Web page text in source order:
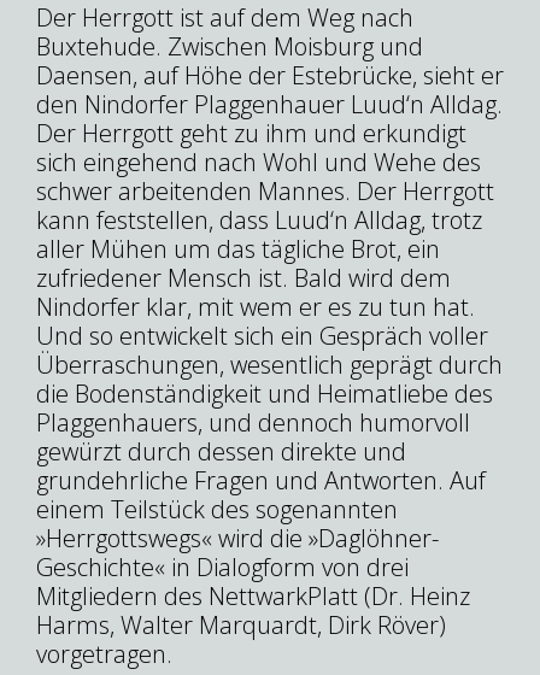
Der Herrgott ist auf dem Weg nach
Buxtehude. Zwischen Moisburg und
Daensen, auf Höhe der Estebrücke, sieht er
den Nindorfer Plaggenhauer Luud‘n Alldag.
Der Herrgott geht zu ihm und erkundigt
sich eingehend nach Wohl und Wehe des
schwer arbeitenden Mannes. Der Herrgott
kann feststellen, dass Luud‘n Alldag, trotz
aller Mühen um das tägliche Brot, ein
zufriedener Mensch ist. Bald wird dem
Nindorfer klar, mit wem er es zu tun hat.
Und so entwickelt sich ein Gespräch voller
Überraschungen, wesentlich geprägt durch
die Bodenständigkeit und Heimatliebe des
Plaggenhauers, und dennoch humorvoll
gewürzt durch dessen direkte und
grundehrliche Fragen und Antworten. Auf
einem Teilstück des sogenannten
»Herrgottswegs« wird die »Daglöhner-
Geschichte« in Dialogform von drei
Mitgliedern des NettwarkPlatt (Dr. Heinz
Harms, Walter Marquardt, Dirk Röver)
vorgetragen.